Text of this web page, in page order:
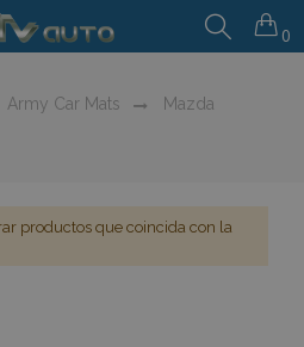
0
Army Car Mats
Mazda
productos que coincida con la